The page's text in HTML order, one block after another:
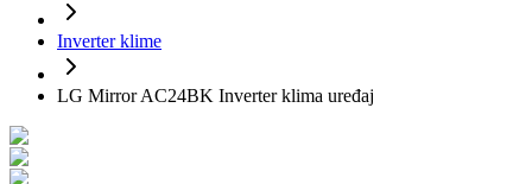
Inverter klime
LG Mirror AC24BK Inverter klima uređaj